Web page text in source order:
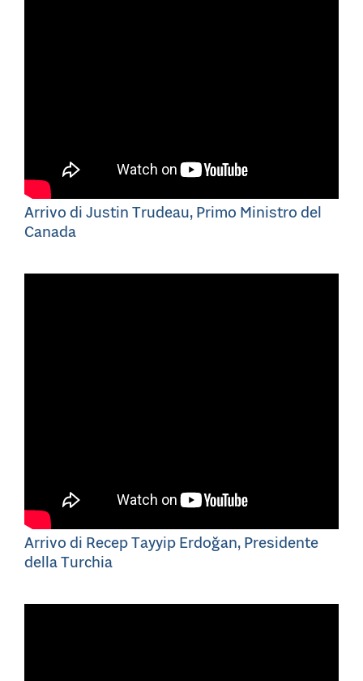
Arrivo di Justin Trudeau, Primo Ministro del
Canada
Arrivo di Recep Tayyip Erdoğan, Presidente
della Turchia